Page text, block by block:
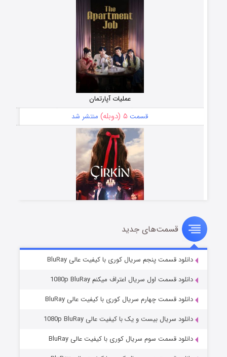
عملیات آپارتمان
قسمت ۵ (دوبله) منتشر شد
سریال زشت
قسمت۲ (زیرنویس) منتشر شد
قسمت‌های جدید
دانلود قسمت پنجم سریال کوری با کیفیت عالی BluRay
دانلود قسمت اول سریال اعتراف میکنم 1080p BluRay
دانلود قسمت چهارم سریال کوری با کیفیت عالی BluRay
دانلود سریال بیست و یک با کیفیت عالی 1080p BluRay
دانلود قسمت سوم سریال کوری با کیفیت عالی BluRay